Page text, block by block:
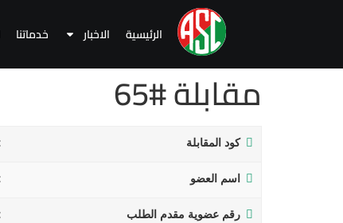
الرئيسية الاخبار خدماتنا
مقابلة #65
كود المقابلة
اسم العضو
رقم عضوية مقدم الطلب